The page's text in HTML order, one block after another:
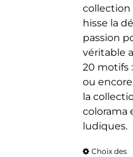
collection
hisse la
passion
véritable
20 motifs
ou
la
colorama
ludiques.
Choix des